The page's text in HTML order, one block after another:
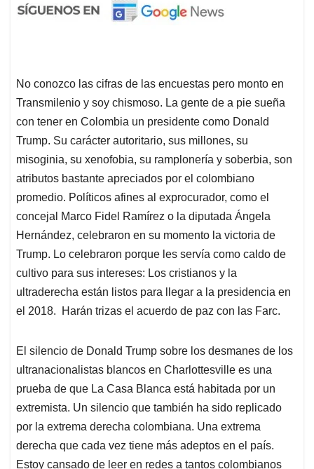
No conozco las cifras de las encuestas pero monto en
Transmilenio y soy chismoso. La gente de a pie sueña
con tener en Colombia un presidente como Donald
Trump. Su carácter autoritario, sus millones, su
misoginia, su xenofobia, su ramplonería y soberbia, son
atributos bastante apreciados por el colombiano
promedio. Políticos afines al exprocurador, como el
concejal Marco Fidel Ramírez o la diputada Ángela
Hernández, celebraron en su momento la victoria de
Trump. Lo celebraron porque les servía como caldo de
cultivo para sus intereses: Los cristianos y la
ultraderecha están listos para llegar a la presidencia en
el 2018. Harán trizas el acuerdo de paz con las Farc.
El silencio de Donald Trump sobre los desmanes de los
ultranacionalistas blancos en Charlottesville es una
prueba de que La Casa Blanca está habitada por un
extremista. Un silencio que también ha sido replicado
por la extrema derecha colombiana. Una extrema
derecha que cada vez tiene más adeptos en el país.
Estoy cansado de leer en redes a tantos colombianos